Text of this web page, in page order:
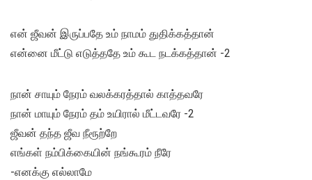
என் ஜீவன் இருப்பதே உம் நாமம் துதிக்கத்தான்
என்னை மீட்டு எடுத்ததே உம் கூட நடக்கத்தான் -2
நான் சாயும் நேரம் வலக்கரத்தால் காத்தவரே
நான் மாயும் நேரம் தம் உயிரால் மீட்டவரே -2
ஜீவன் தந்த ஜீவ நீரூற்றே
எங்கள் நம்பிக்கையின் நங்கூரம் நீரே
-எனக்கு எல்லாமே